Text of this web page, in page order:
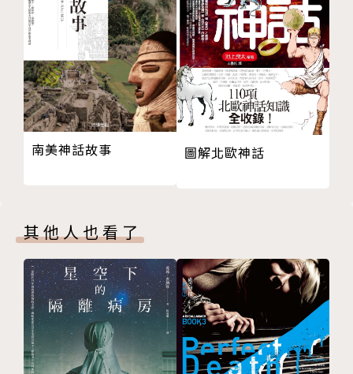
南美神話故事 圖解北歐神話
其他人也看了